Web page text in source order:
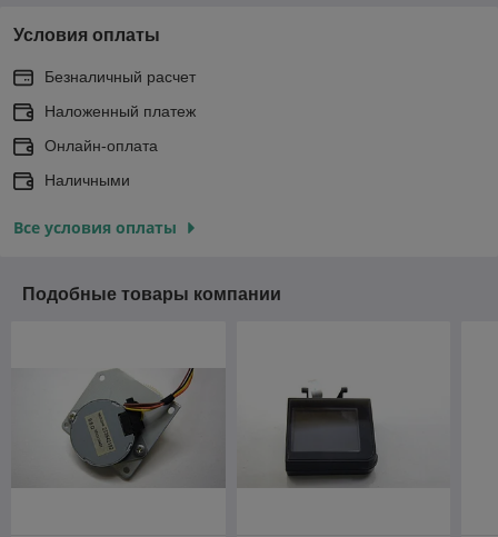
Условия оплаты
Безналичный расчет
Наложенный платеж
Онлайн-оплата
Наличными
Все условия оплаты
Подобные товары компании